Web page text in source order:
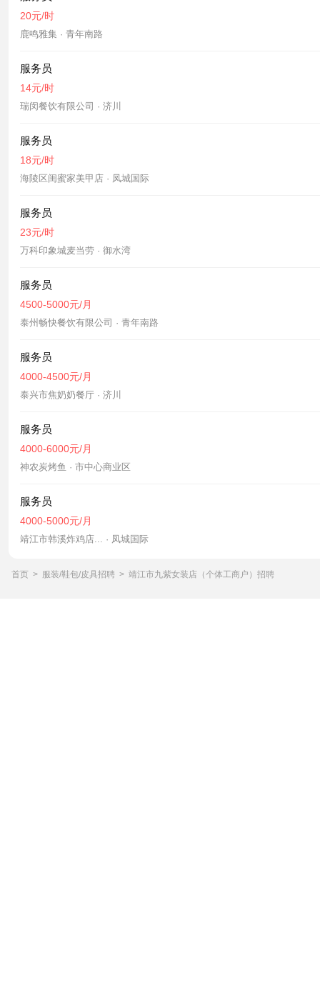
20元/时
鹿鸣雅集 · 青年南路
服务员
14元/时
瑞闵餐饮有限公司 · 济川
服务员
18元/时
海陵区闺蜜家美甲店 · 凤城国际
服务员
23元/时
万科印象城麦当劳 · 御水湾
服务员
4500-5000元/月
泰州畅快餐饮有限公司 · 青年南路
服务员
4000-4500元/月
泰兴市焦奶奶餐厅 · 济川
服务员
4000-6000元/月
神农炭烤鱼 · 市中心商业区
服务员
4000-5000元/月
靖江市韩溪炸鸡店... · 凤城国际
首页 > 服装/鞋包/皮具招聘 > 靖江市九紫女装店（个体工商户）招聘